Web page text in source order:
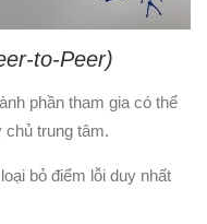
to-Peer)
phần tham gia có thể
chủ trung tâm.
bỏ điểm lỗi duy nhất